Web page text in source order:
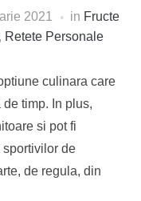
2021 in Fructe
Retete Personale
culinara care
timp. In plus,
si pot fi
sportivilor de
de regula, din